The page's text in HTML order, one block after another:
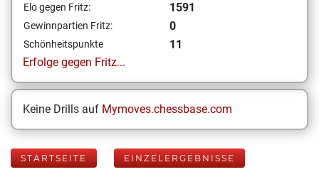
Elo gegen Fritz: 1591
Gewinnpartien Fritz: 0
Schönheitspunkte
11
Erfolge gegen Fritz...
Keine Drills auf Mymoves.chessbase.com
STARTSEITE EINZELERGEBNISSE